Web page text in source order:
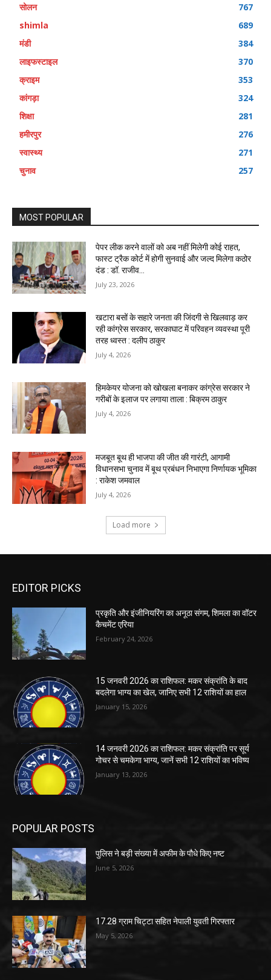
EDITOR PICKS
प्रकृति और इंजीनियरिंग का अनूठा संगम, शिमला का वॉटर
कैचमेंट एरिया
February 24, 2026
15 जनवरी 2026 का राशिफल: मकर संक्रांति के बाद
बदलेगा भाग्य का खेल, जानिए सभी 12 राशियों का हाल
January 15, 2026
14 जनवरी 2026 का राशिफल: मकर संक्रांति पर सूर्य
गोचर से चमकेगा भाग्य, जानें सभी 12 राशियों का भविष्य
January 13, 2026
POPULAR POSTS
पुलिस ने बड़ी संख्या में अफीम के पौधे किए नष्ट
June 5, 2026
17.28 ग्राम चिट्टा सहित नेपाली युवती गिरफ्तार
May 5, 2026